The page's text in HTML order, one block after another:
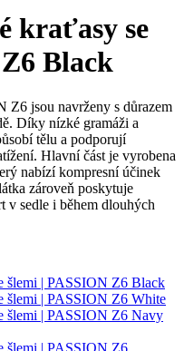
kraťasy se
Black
jsou navrženy s důrazem
Díky nízké gramáži a
tělu a podporují
Hlavní část je vyrobena
nabízí kompresní účinek
zároveň poskytuje
v sedle i během dlouhých